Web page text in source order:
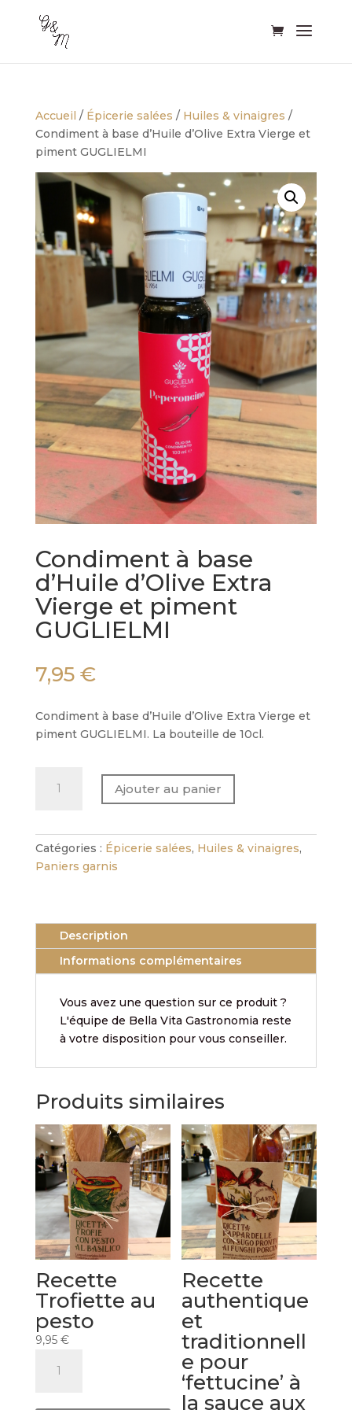
Accueil / Épicerie salées / Huiles & vinaigres /
Condiment à base d’Huile d’Olive Extra Vierge et
piment GUGLIELMI
Condiment à base
d’Huile d’Olive Extra
Vierge et piment
GUGLIELMI
7,95 €
Condiment à base d’Huile d’Olive Extra Vierge et
piment GUGLIELMI. La bouteille de 10cl.
base
d'Huile
Vierge
piment
GUGLIELMI
Ajouter au panier
Catégories : Épicerie salées, Huiles & vinaigres,
Paniers garnis
Description
Informations complémentaires
Vous avez une question sur ce produit ?
L'équipe de Bella Vita Gastronomia reste
à votre disposition pour vous conseiller.
Produits similaires
Recette
Trofiette au
pesto
9,95 €
Recette
authentique
et
traditionnell
e pour
‘fettucine’ à
la sauce aux